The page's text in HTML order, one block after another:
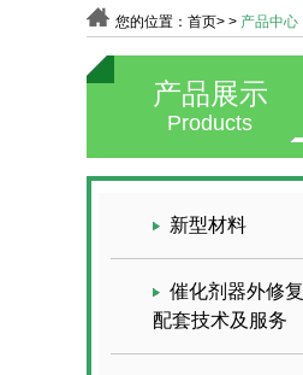
您的位置： 首页> > 产品中心
产品展示
Products
新型材料
催化剂器外修复
配套技术及服务